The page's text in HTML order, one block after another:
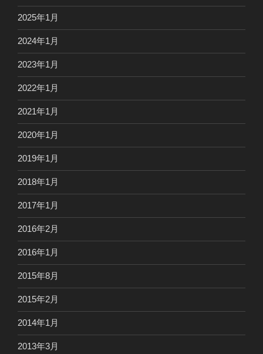
2025年1月
2024年1月
2023年1月
2022年1月
2021年1月
2020年1月
2019年1月
2018年1月
2017年1月
2016年2月
2016年1月
2015年8月
2015年2月
2014年1月
2013年3月